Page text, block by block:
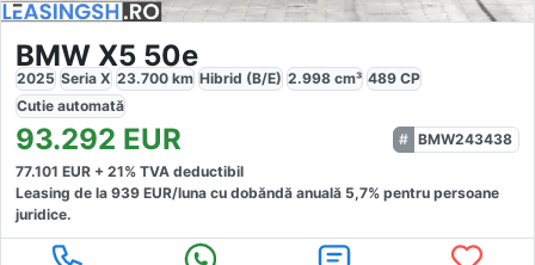
BMW X5 50e
2025 Seria X 23.700 km Hibrid (B/E) 2.998 cm³ 489 CP
Cutie automată
93.292 EUR
BMW243438
77.101 EUR + 21% TVA deductibil
Leasing de la 939 EUR/luna cu dobăndă anuală 5,7% pentru persoane
juridice.